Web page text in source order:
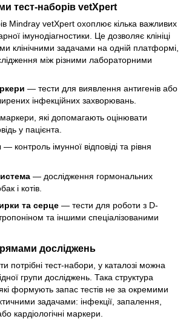
тест-наборів vetXpert
Mindray vetXpert охоплює кілька важливих
імунодіагностики. Це дозволяє клініці
клінічними задачами на одній платформі,
між різними лабораторними
— тести для виявлення антигенів або
інфекційних захворювань.
які допомагають оцінювати
у пацієнта.
— контроль імунної відповіді та рівня
— дослідження гормональних
і котів.
та серце — тести для роботи з D-
та іншими спеціалізованими
досліджень
потрібні тест-набори, у каталозі можна
групи досліджень. Така структура
формують запас тестів не за окремими
задачами: інфекції, запалення,
кардіологічні маркери.